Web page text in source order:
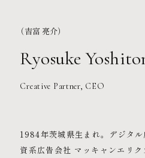
（吉富 亮介）
Ryosuke
Creative Partner, CEO
1984年茨城県生まれ。デジタ
資系広告会社 マッキャンエリ